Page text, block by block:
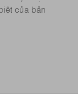
của bản